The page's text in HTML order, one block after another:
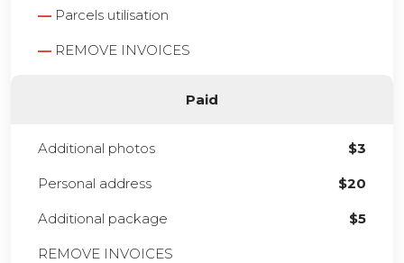
— Parcels utilisation
— REMOVE INVOICES
Paid
Additional photos $3
Personal address $20
Additional package $5
REMOVE INVOICES